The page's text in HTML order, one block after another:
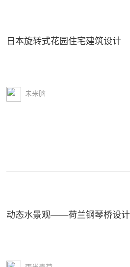
日本旋转式花园住宅建筑设计
未来脑
动态水景观——荷兰钢琴桥设计